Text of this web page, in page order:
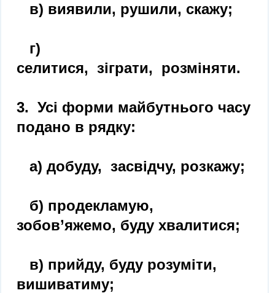
в) виявили, рушили, скажу;
г)
селитися, зіграти, розміняти.
3. Усі форми майбутнього часу
подано в рядку:
а) добуду, засвідчу, розкажу;
б) продекламую,
зобов’яжемо, буду хвалитися;
в) прийду, буду розуміти,
вишиватиму;